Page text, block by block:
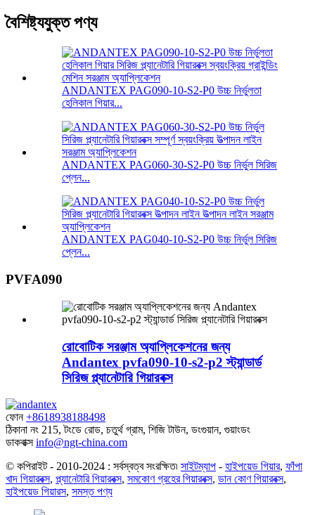
বৈশিষ্ট্যযুক্ত পণ্য
ANDANTEX PAG090-10-S2-P0 উচ্চ নির্ভুলতা
হেলিকাল গিয়ার...
ANDANTEX PAG060-30-S2-P0 উচ্চ নির্ভুল সিরিজ
প্লেন...
ANDANTEX PAG040-10-S2-P0 উচ্চ নির্ভুল সিরিজ
প্লেন...
PVFA090
রোবোটিক সরঞ্জাম অ্যাপ্লিকেশনের জন্য
Andantex pvfa090-10-s2-p2 স্ট্যান্ডার্ড
সিরিজ প্ল্যানেটারি গিয়ারবক্স
ফোন +8618938188498
ঠিকানা নং 215, টংডে রোড, চতুর্থ গ্রাম, শিজি টাউন, ডংগুয়ান, গুয়াংডং
ডাকবাক্স info@ngt-china.com
© কপিরাইট - 2010-2024 : সর্বস্বত্ব সংরক্ষিত৷ সাইটম্যাপ - হাইপয়েড গিয়ার, ফাঁপা
খাদ গিয়ারবক্স, প্ল্যানেটারি গিয়ারবক্স, সমকোণ গ্রহের গিয়ারবক্স, ডান কোণ গিয়ারবক্স,
হাইপয়েড গিয়ারস, সমস্ত পণ্য